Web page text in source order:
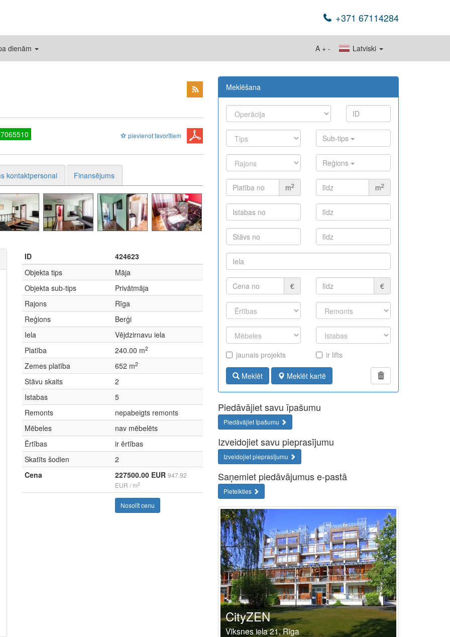
+371 67114284
dienām Latviski
A + -
pievienot favorītiem
kontaktpersonai Finansējums
ID
424623
Objekta tips
Māja
Objekta sub-tips
Privātmāja
Rajons
Rīga
Reģions
Berģi
Iela
Vējdzirnavu iela
Platība
240.00 m2
Zemes platība 652 m2
Stāvu skaits
2
Istabas
5
Remonts
nepabeigts remonts
Mēbeles
nav mēbelēts
Ērtības
ir ērtības
Skatīts šodien
2
Cena
227500.00 EUR 947.92
EUR / m2
Nosolīt cenu
Meklēšana
Sub-tips
Reģions
m2 m2
€ €
jaunais projekts ir lifts
Meklēt Meklēt kartē
Piedāvājiet savu īpašumu
Piedāvājiet īpašumu
Izveidojiet savu pieprasījumu
Izveidojiet pieprasījumu
Saņemiet piedāvājumus e-pastā
Pieteikties
CityZEN
Vīksnes iela 21, Rīga